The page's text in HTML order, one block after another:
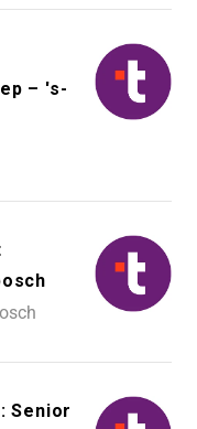
– 's-
Senior